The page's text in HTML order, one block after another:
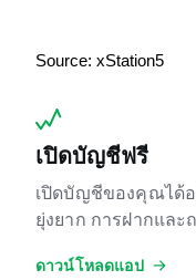
Source: xStation5
เปิดบัญชีฟรี
เปิดบัญชีของคุณได้อ
ยุ่งยาก การฝากและ
ดาวน์โหลดแอป